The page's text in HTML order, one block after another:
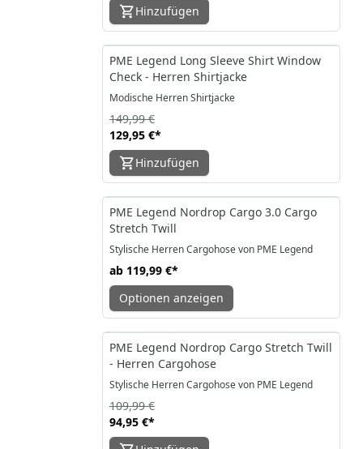
Hinzufügen
-13%
PME Legend Long Sleeve Shirt Window
Check - Herren Shirtjacke
Modische Herren Shirtjacke
129,95 €*
149,99 €
Hinzufügen
PME Legend Nordrop Cargo 3.0 Cargo
Stretch Twill
Stylische Herren Cargohose von PME Legend
ab 119,99 €*
Optionen anzeigen
-14%
PME Legend Nordrop Cargo Stretch Twill
- Herren Cargohose
Stylische Herren Cargohose von PME Legend
94,95 €*
109,99 €